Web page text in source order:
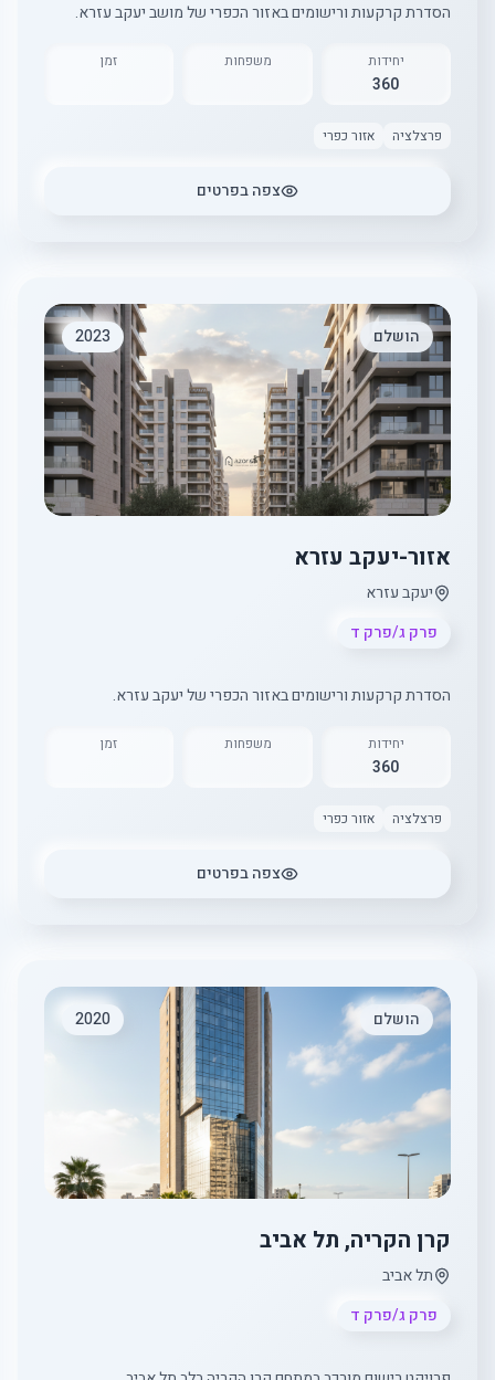
הסדרת קרקעות ורישומים באזור הכפרי של מושב יעקב עזרא.
יחידות
360
משפחות זמן
פרצלציה אזור כפרי
צפה בפרטים
הושלם 2023
אזור-יעקב עזרא
יעקב עזרא
פרק ג/פרק ד
הסדרת קרקעות ורישומים באזור הכפרי של יעקב עזרא.
יחידות
360
משפחות זמן
פרצלציה אזור כפרי
צפה בפרטים
הושלם 2020
קרן הקריה, תל אביב
תל אביב
פרק ג/פרק ד